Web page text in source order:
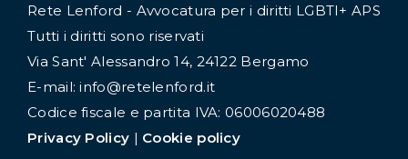
Rete Lenford - Avvocatura per i diritti LGBTI+ APS
Tutti i diritti sono riservati
Via Sant' Alessandro 14, 24122 Bergamo
E-mail: info@retelenford.it
Codice fiscale e partita IVA: 06006020488
Privacy Policy | Cookie policy